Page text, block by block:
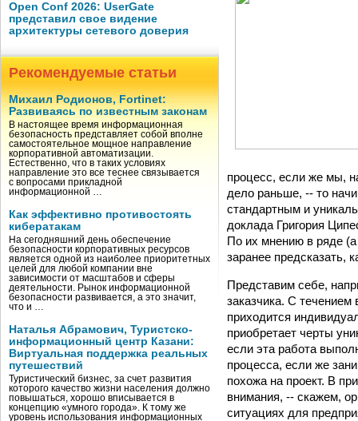
Open Conf 2026: UserGate
представил свое видение
архитектуры сетевого доверия
Рекомендуемые статьи
Михаил Родионов, Fortinet:
Развиваясь по известным законам
В настоящее время информационная
безопасность представляет собой вполне
самостоятельное мощное направление
корпоративной автоматизации.
Естественно, что в таких условиях
направление это все теснее связывается
с вопросами прикладной
информационной …
Как эффективно противостоять
кибератакам
На сегодняшний день обеспечение
безопасности корпоративных ресурсов
является одной из наиболее приоритетных
целей для любой компании вне
зависимости от масштабов и сферы
деятельности. Рынок информационной
безопасности развивается, а это значит,
что и …
Наталья Абрамович, Туристско-
информационный центр Казани:
Виртуальная поддержка реальных
путешествий
Туристический бизнес, за счет развития
которого качество жизни населения должно
повышаться, хорошо вписывается в
концепцию «умного города». К тому же
уровень использования информационных
процесс, если же мы,
дело раньше, -- то
стандартным и
доклада Григория
По их мнению в ряде
заранее предсказать,
Представим себе,
заказчика. С течением
приходится
приобретает черты
если эта работа
процесса, если же
похожа на проект. В
внимания, -- скажем,
ситуациях для